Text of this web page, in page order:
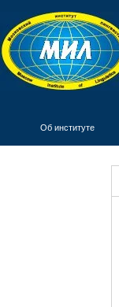
Об институте